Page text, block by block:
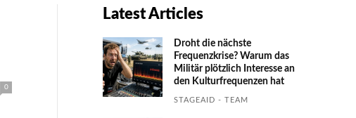
0
Latest Articles
Droht die nächste
Frequenzkrise? Warum das
Mili­tär plötzlich Inte­resse an
den Kultur­fre­quen­zen hat
STAGEAID - TEAM